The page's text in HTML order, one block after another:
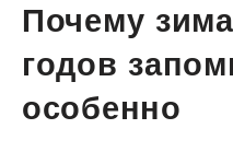
Почему зима
годов
особенно